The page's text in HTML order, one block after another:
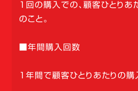
1回の購入での、顧客ひとりあ
のこと。
■年間購入回数
1年間で顧客ひとりあたりの購